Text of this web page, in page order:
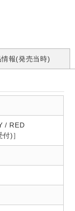
情報(発売当時)
/ RED
)］